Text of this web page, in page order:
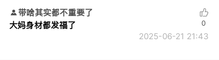
带啥其实都不重要了
大妈身材都发福了
2025-06-21 21:43
0